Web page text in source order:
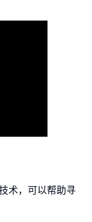
术，可以帮助寻